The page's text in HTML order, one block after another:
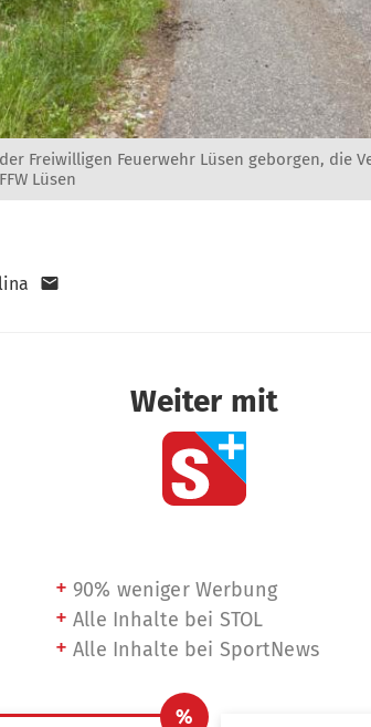
Freiwilligen Feuerwehr Lüsen geborgen, die
Lüsen